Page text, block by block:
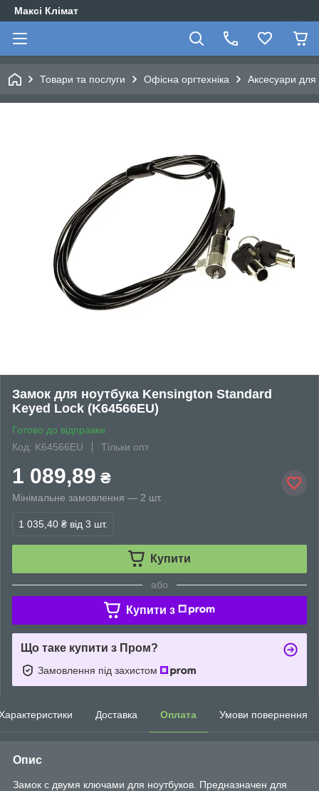
Максі Клімат
Товари та послуги Офісна оргтехніка Аксесуари для
Замок для ноутбука Kensington Standard
Keyed Lock (K64566EU)
Готово до відправки
Код: K64566EU
Тільки опт
1 089,89 ₴
Мінімальне замовлення — 2 шт.
1 035,40 ₴ від 3 шт.
Купити
або
Купити з
Що таке купити з Пром?
Замовлення під захистом
Доставка Оплата Умови повернення
Опис
Замок с двумя ключами для ноутбуков. Предназначен для